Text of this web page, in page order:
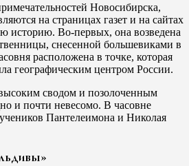
Новосибирска,
на страницах газет и на сайтах
историю. Во-первых, она возведена
снесенной большевиками в
расположена в точке, которая
географическим центром России.
сводом и позолоченным
и почти невесомо. В часовне
Пантелеимона и Николая